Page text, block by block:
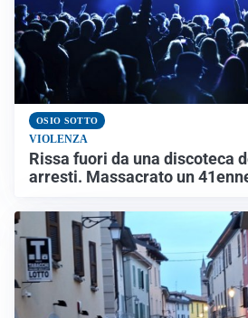
OSIO SOTTO
VIOLENZA
Rissa fuori da una discoteca
arresti. Massacrato un